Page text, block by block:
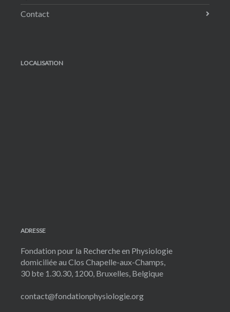
Contact
LOCALISATION
ADRESSE
Fondation pour la Recherche en Physiologie
domiciliée au Clos Chapelle-aux-Champs,
30 bte 1.30.30, 1200, Bruxelles, Belgique
contact@fondationphysiologie.org